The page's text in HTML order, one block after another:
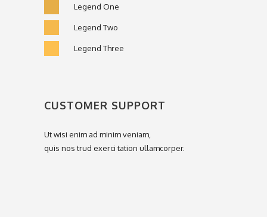
Legend One
Legend Two
Legend Three
CUSTOMER SUPPORT
Ut wisi enim ad minim veniam,
quis nos trud exerci tation ullamcorper.